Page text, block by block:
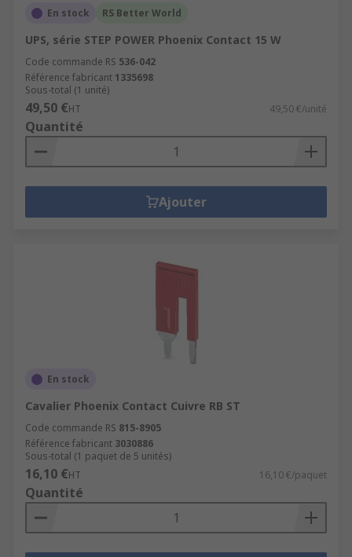
En stock RS Better World
UPS, série STEP POWER Phoenix Contact 15 W
Code commande RS 536-042
Référence fabricant 1335698
Sous-total (1 unité)
49,50 €HT 49,50 €/unité
Quantité
Ajouter
En stock
Cavalier Phoenix Contact Cuivre RB ST
Code commande RS 815-8905
Référence fabricant 3030886
Sous-total (1 paquet de 5 unités)
16,10 €HT 16,10 €/paquet
Quantité